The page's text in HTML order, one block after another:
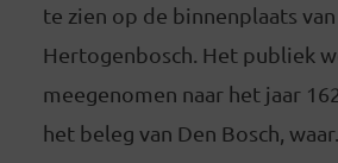
te zien op de binnenplaats van
Hertogenbosch. Het publiek
meegenomen naar het jaar
het beleg van Den Bosch,